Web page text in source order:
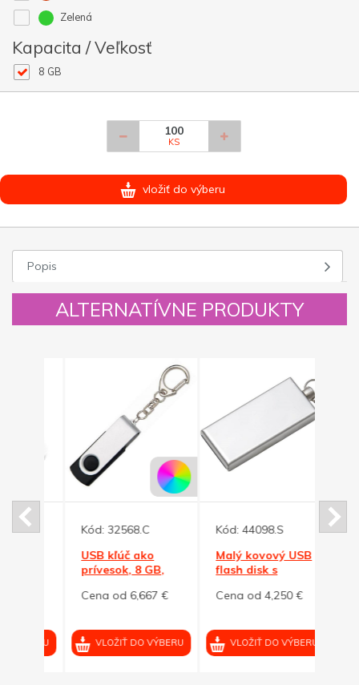
Zelená
Kapacita / Veľkosť
8 GB
KS
vložiť do výberu
Popis
ALTERNATÍVNE PRODUKTY
Kód:32568.C
USB kľúč ako
prívesok, 8 GB,
Cena od 6,667 €
VLOŽIŤ DO VÝBERU
Kód:44098.S
Malý kovový USB
flash disk s
Cena od 4,250 €
VLOŽIŤ DO VÝBERU
Kód: